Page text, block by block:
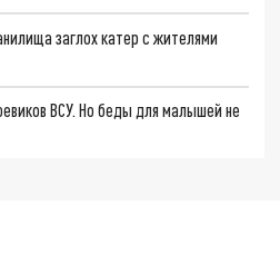
заглох катер с жителями
ВСУ. Но беды для малышей не